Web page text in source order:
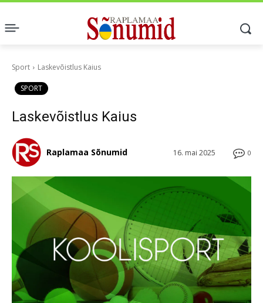
Sport Laskevõistlus Kaius
SPORT
Laskevõistlus Kaius
0
16. mai 2025
Raplamaa Sõnumid